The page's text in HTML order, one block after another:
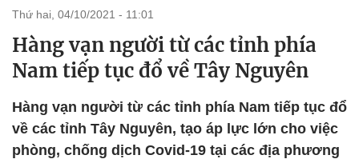
thứ hai, 04/10/2021 - 11:01
Hàng vạn người từ các tỉnh phía
Nam tiếp tục đổ về Tây Nguyên
Hàng vạn người từ các tỉnh phía Nam tiếp tục đổ
về các tỉnh Tây Nguyên, tạo áp lực lớn cho việc
phòng, chống dịch Covid-19 tại các địa phương